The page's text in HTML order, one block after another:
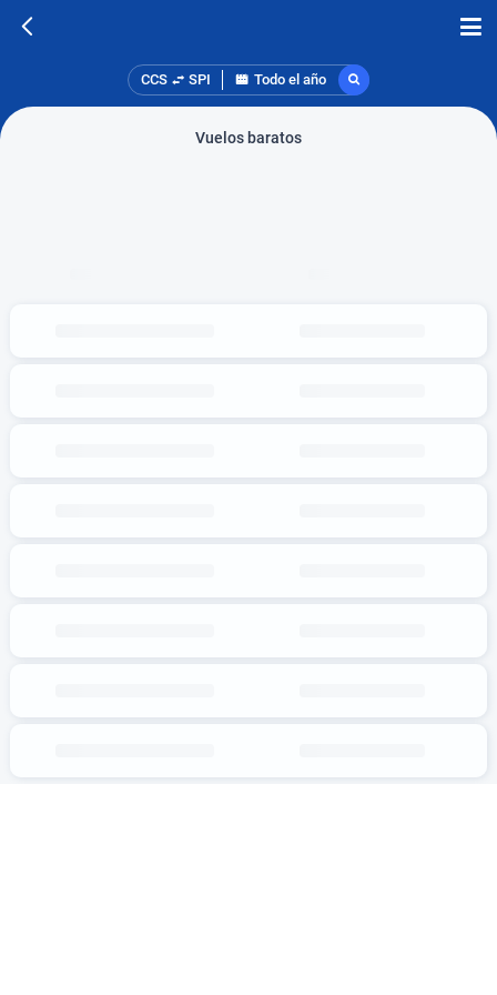
CCS SPI Todo el año
Vuelos baratos